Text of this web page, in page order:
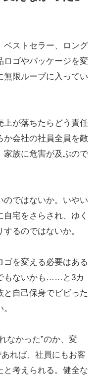
ベストセラー、ロング
ロゴやパッケージを変
無限ループに入ってい
上が落ちたらどう責任
か会社の社員全員を敵
家族に危害が及ぶので
のではないか。いやい
宅をさらされ、ゆく
るのではないか。
ゴを変える必要はある
もないかも……と3カ
と自己保身でビビった
なかった”のか、変
れば、社員にもお客
と考えられる。健全な